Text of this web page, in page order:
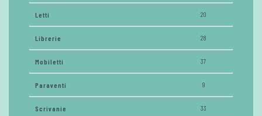
Letti 20
Librerie 28
Mobiletti 37
Paraventi 9
Scrivanie 33